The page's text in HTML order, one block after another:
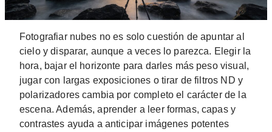
Fotografiar nubes no es solo cuestión de apuntar al
cielo y disparar, aunque a veces lo parezca. Elegir la
hora, bajar el horizonte para darles más peso visual,
jugar con largas exposiciones o tirar de filtros ND y
polarizadores cambia por completo el carácter de la
escena. Además, aprender a leer formas, capas y
contrastes ayuda a anticipar imágenes potentes